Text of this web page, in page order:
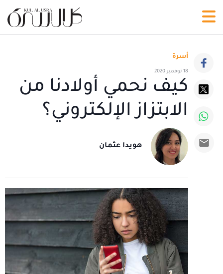
أسرة
18 نوفمبر 2020
كيف نحمي أولادنا من
الابتزاز الإلكتروني؟
هويدا عثمان